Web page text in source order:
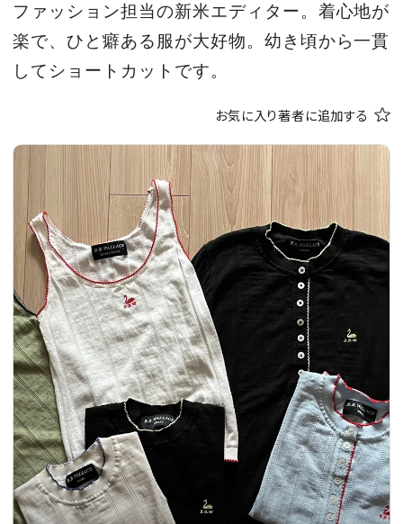
CULTURE
CELEBRITY
WEDDING
FORTUNE
SDGs
MAGAZINE
会員登録
Log in or Sign up
ファッション担当の新米エディター。着心地が
楽で、ひと癖ある服が大好物。幼き頃から一貫
してショートカットです。
お気に入り著者に追加する